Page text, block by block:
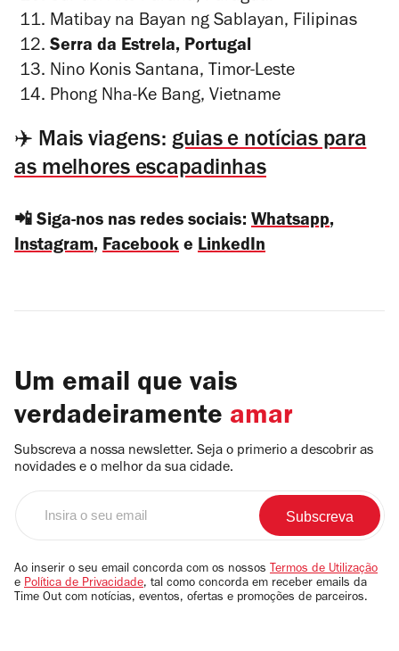
Matibay na Bayan ng Sablayan, Filipinas
Serra da Estrela, Portugal
Nino Konis Santana, Timor-Leste
Phong Nha-Ke Bang, Vietname
✈️ Mais viagens: guias e notícias para
as melhores escapadinhas
📲 Siga-nos nas redes sociais: Whatsapp,
Instagram, Facebook e LinkedIn
Um email que vais
verdadeiramente amar
Subscreva a nossa newsletter. Seja o primerio a descobrir as
novidades e o melhor da sua cidade.
email
Ao inserir o seu email concorda com os nossos Termos de Utilização
e Política de Privacidade, tal como concorda em receber emails da
Time Out com notícias, eventos, ofertas e promoções de parceiros.